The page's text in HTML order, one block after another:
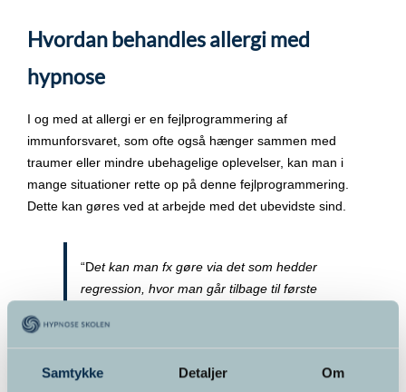
Samtykke Detaljer Om
Hvordan behandles allergi med
hypnose
I og med at allergi er en fejlprogrammering af
immunforsvaret, som ofte også hænger sammen med
traumer eller mindre ubehagelige oplevelser, kan man i
mange situationer rette op på denne fejlprogrammering.
Dette kan gøres ved at arbejde med det ubevidste sind.
“Det kan man fx gøre via det som hedder
regression, hvor man går tilbage til første
reaktion, eller til før den allergiske reaktion.
visualiseringer og simpelthen forestiller sig,